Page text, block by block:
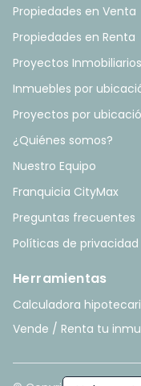
Propiedades en Venta
Propiedades en Renta
Proyectos Inmobiliarios
Inmuebles por
Proyectos por
¿Quiénes somos?
Nuestro Equipo
Franquicia CityMax
Preguntas frecuentes
Políticas de privacidad
Herramientas
Calculadora
Vende / Renta tu